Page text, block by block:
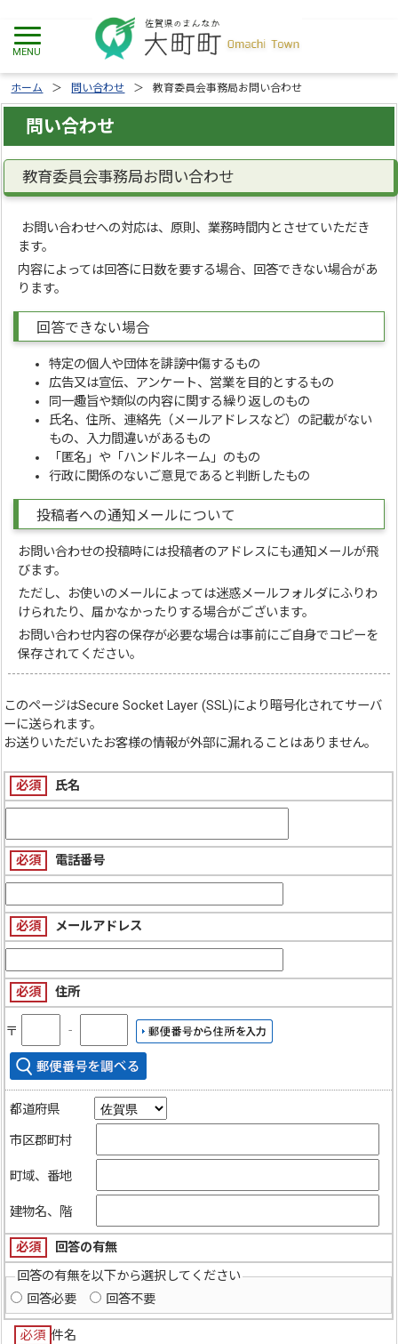
ホーム 問い合わせ 教育委員会事務局お問い合わせ
問い合わせ
教育委員会事務局お問い合わせ
お問い合わせへの対応は、原則、業務時間内とさせていただき
ます。
内容によっては回答に日数を要する場合、回答できない場合があ
ります。
回答できない場合
特定の個人や団体を誹謗中傷するもの
広告又は宣伝、アンケート、営業を目的とするもの
同一趣旨や類似の内容に関する繰り返しのもの
氏名、住所、連絡先（メールアドレスなど）の記載がない
もの、入力間違いがあるもの
「匿名」や「ハンドルネーム」のもの
行政に関係のないご意見であると判断したもの
投稿者への通知メールについて
お問い合わせの投稿時には投稿者のアドレスにも通知メールが飛
びます。
ただし、お使いのメールによっては迷惑メールフォルダにふりわ
けられたり、届かなかったりする場合がございます。
お問い合わせ内容の保存が必要な場合は事前にご自身でコピーを
保存されてください。
このページはSecure Socket Layer (SSL)により暗号化されてサーバ
ーに送られます。
お送りいただいたお客様の情報が外部に漏れることはありません。
必須 氏名
必須 電話番号
必須 メールアドレス
必須 住所
〒 ‐
都道府県
市区郡町村
町域、番地
建物名、階
必須
回答の有無
回答の有無を以下から選択してください
回答必要
回答不要
必須 件名